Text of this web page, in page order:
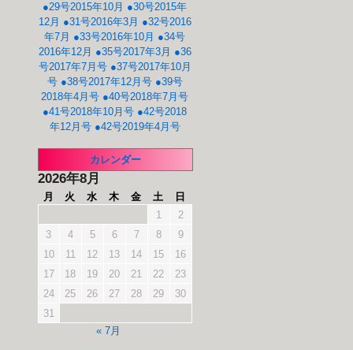
●29号2015年10月 ●30号2015年
12月 ●31号2016年3月 ●32号2016
年7月 ●33号2016年10月 ●34号
2016年12月 ●35号2017年3月 ●36
号2017年7月号 ●37号2017年10月
号 ●38号2017年12月号 ●39号
2018年4月号 ●40号2018年7月号
●41号2018年10月号 ●42号2018
年12月号 ●42号2019年4月号
カレンダー
2026年8月
月 火 水 木 金 土
日
1
2
3
4 5 6 7 8
9
10
11 12 13 14 15
16
17
18 19 20 21 22
23
24
25 26 27 28 29
30
31
« 7月